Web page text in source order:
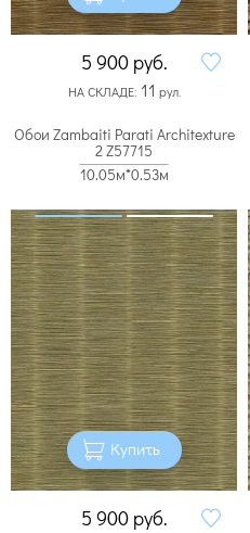
5 900 руб.
НА СКЛАДЕ: 11 рул.
Обои Zambaiti Parati Architexture
2 Z57715
10.05м*0.53м
Купить
5 900 руб.